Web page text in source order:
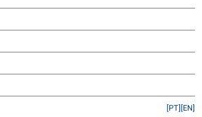
[EN]
[PT]